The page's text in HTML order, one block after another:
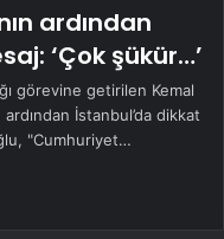
ardından
‘Çok şükür…’
görevine getirilen Kemal
ardından İstanbul’da dikkat
"Cumhuriyet…